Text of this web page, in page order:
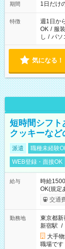
期間 1日だけ
特徴 週1日か
OK / 服
し / パソ
気になる！
短時間シフト
クッキーなど
派遣 職種未経験
WEB登録・面接OK
給与
時給
OK(規定
交通
勤務地
東京都新
新宿駅 /
大手
職場です